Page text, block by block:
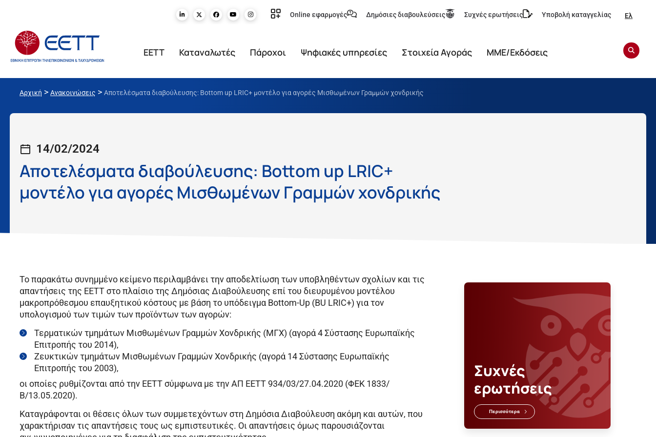
Online εφαρμογές Δημόσιες διαβουλεύσεις Συχνές ερωτήσεις Υποβολή καταγγελίας Ελ
ΕΕΤΤ Καταναλωτές Πάροχοι Ψηφιακές υπηρεσίες Στοιχεία Αγοράς ΜΜΕ/Εκδόσεις
Αρχική > Ανακοινώσεις > Αποτελέσματα διαβούλευσης: Bottom up LRIC+ μοντέλο για αγορές Μισθωμένων Γραμμών χονδρικής
14/02/2024
Αποτελέσματα διαβούλευσης: Bottom up LRIC+
μοντέλο για αγορές Μισθωμένων Γραμμών χονδρικής
Το παρακάτω συνημμένο κείμενο περιλαμβάνει την αποδελτίωση των υποβληθέντων σχολίων και τις
απαντήσεις της ΕΕΤΤ στο πλαίσιο της Δημόσιας Διαβούλευσης επί του διευρυμένου μοντέλου
μακροπρόθεσμου επαυξητικού κόστους με βάση το υπόδειγμα Bottom-Up (BU LRIC+) για τον
υπολογισμού των τιμών των προϊόντων των αγορών:
Τερματικών τμημάτων Μισθωμένων Γραμμών Χονδρικής (ΜΓΧ) (αγορά 4 Σύστασης Ευρωπαϊκής
Επιτροπής του 2014),
Ζευκτικών τμημάτων Μισθωμένων Γραμμών Χονδρικής (αγορά 14 Σύστασης Ευρωπαϊκής
Επιτροπής του 2003),
οι οποίες ρυθμίζονται από την ΕΕΤΤ σύμφωνα με την ΑΠ ΕΕΤΤ 934/03/27.04.2020 (ΦΕΚ 1833/
Β/13.05.2020).
Καταγράφονται οι θέσεις όλων των συμμετεχόντων στη Δημόσια Διαβούλευση ακόμη και αυτών, που
χαρακτήρισαν τις απαντήσεις τους ως εμπιστευτικές. Οι απαντήσεις όμως παρουσιάζονται
Συχνές
ερωτήσεις
Περισσότερα